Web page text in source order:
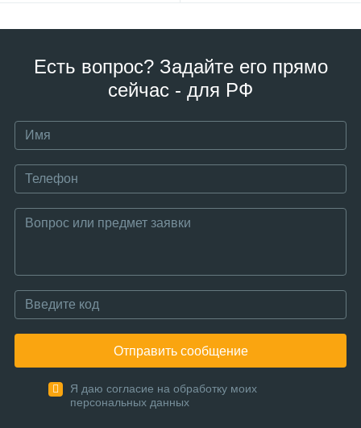
Есть вопрос? Задайте его прямо
сейчас - для РФ
Отправить сообщение
Я даю согласие на обработку моих
персональных данных